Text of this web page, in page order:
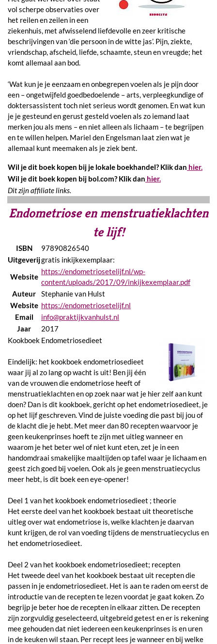
vol scherpe observaties over
het reilen en zeilen in een
ziekenhuis, met afwisselend liefdevolle en zeer kritische
beschrijvingen van ‘die persoon in de witte jas’. Pijn, ziekte,
vriendschap, afscheid, liefde, schaamte, steun en vreugde; het
komt allemaal aan bod.
‘Wat kun je je eenzaam en onbegrepen voelen als je pijn door
een – ongetwijfeld goedbedoelende – arts, verpleegkundige of
doktersassistent toch niet serieus wordt genomen. En wat kun
je je gesteund en gerust gesteld voelen als zo iemand laat
merken jou als mens – en niet alleen als lichaam – te begrijpen
en te willen helpen. Mariel den Engelsman laat zien wat je
allemaal kunt meemaken als je ziek bent.
Wil je dit boek kopen bij je lokale boekhandel? Klik dan hier.
Wil je dit boek kopen bij bol.com? Klik dan hier.
Dit zijn affiliate links.
Endometriose en menstruatieklachten
te lijf!
ISBN
97890826540
Uitgeverijgratis inkijkexemplaar:
Website
https://endometriosetelijf.nl/wp-
content/uploads/2017/09/inkijkexemplaar.pdf
Auteur
Stephanie van Hulst
Website https://endometriosetelijf.nl
Email
info@praktijkvanhulst.nl
Jaar
2017
Kookboek Endometriosedieet
Eindelijk: het kookboek endometriosedieet
waar jij al zo lang op wacht is uit! Ben jij één
van de vrouwen die endometriose heeft of
menstruatieklachten en op zoek naar wat je hier zelf aan kunt
doen? Dan is dit kookboek, gericht op het endometriosedieet, je
op het lijf geschreven. Vind de juiste voeding die past bij jou of
de klacht die je hebt. Met meer dan 80 recepten waarvoor je
geen keukenprinses hoeft te zijn met uitleg wanneer en
waarom je het beter wel of niet kunt eten, zet je in een
handomdraai smakelijke maaltijden op tafel waar je lichaam en
geest zich goed bij voelen. Ook als je geen menstruatiecyclus
meer hebt, is dit boek een eye-opener!
Deel 1 van het kookboek endometriosedieet ; theorie
Het eerste deel van het kookboek bestaat uit theoretische
uitleg over wat endometriose is, welke klachten je daarvan
kunt krijgen, de rol van voeding tijdens de menstruatiecyclus en
het endometriosedieet.
Deel 2 van het kookboek endometriosedieet; recepten
Het tweede deel van het kookboek bestaat uit recepten die
passen in je endometriosedieet. Het is aan te raden om eerst de
introductie van de recepten te lezen voordat je gaat koken. Zo
begrijp je beter hoe de recepten in elkaar zitten. De recepten
zijn zorgvuldig geselecteerd, uitgebreid getest en er is rekening
mee gehouden dat niet iedereen een keukenprinses is en uren
in de keuken wil staan. Per recept lees je wanneer en bij welke